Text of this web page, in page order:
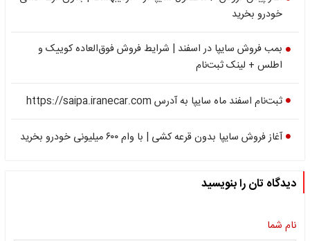
خودرو بخرید
بمب فروش سایپا در اسفند | شرایط فروش فوق‌العاده کوییک و
اطلس + لینک ثبت‌نام
ثبت‌نام اسفند ماه سایپا به آدرس https://saipa.iranecar.com
آغاز فروش سایپا بدون قرعه کشی | با وام ۶۰۰ میلیونی خودرو بخرید
دیدگاه تان را بنویسید
نام شما